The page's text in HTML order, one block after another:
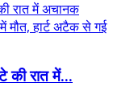
की रात में...